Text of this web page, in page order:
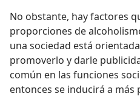
No obstante, hay factores
proporciones de
una sociedad está
promoverlo y darle
común en las funciones
entonces se inducirá a más